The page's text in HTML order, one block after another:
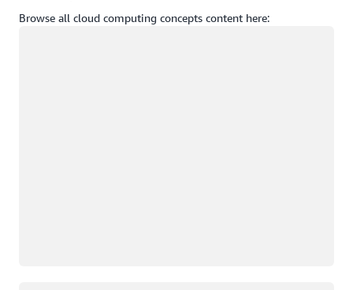
Browse all cloud computing concepts content here: